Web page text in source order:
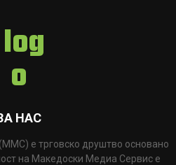
НАС
е трговско друштво основано
на Македоски Медиа Сервис е